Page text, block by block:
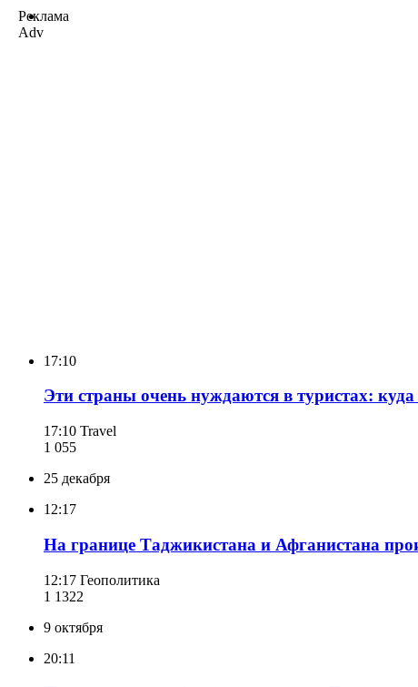
Реклама
Adv
17:10
Эти страны очень нуждаются в туристах:
17:10 Travel
1 055
25 декабря
12:17
На границе Таджикистана и Афганистана
12:17 Геополитика
1 1322
9 октября
20:11